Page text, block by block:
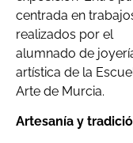
centrada en
realizados por el
alumnado de
artística de la
Arte de Murcia.
Artesanía y